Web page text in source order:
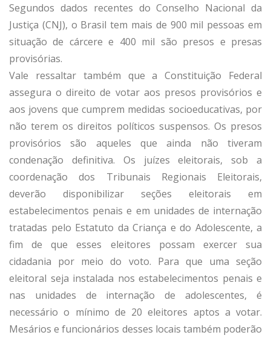
Segundos dados recentes do Conselho Nacional da
Justiça (CNJ), o Brasil tem mais de 900 mil pessoas em
situação de cárcere e 400 mil são presos e presas
provisórias.
Vale ressaltar também que a Constituição Federal
assegura o direito de votar aos presos provisórios e
aos jovens que cumprem medidas socioeducativas, por
não terem os direitos políticos suspensos. Os presos
provisórios são aqueles que ainda não tiveram
condenação definitiva. Os juízes eleitorais, sob a
coordenação dos Tribunais Regionais Eleitorais,
deverão disponibilizar seções eleitorais em
estabelecimentos penais e em unidades de internação
tratadas pelo Estatuto da Criança e do Adolescente, a
fim de que esses eleitores possam exercer sua
cidadania por meio do voto. Para que uma seção
eleitoral seja instalada nos estabelecimentos penais e
nas unidades de internação de adolescentes, é
necessário o mínimo de 20 eleitores aptos a votar.
Mesários e funcionários desses locais também poderão